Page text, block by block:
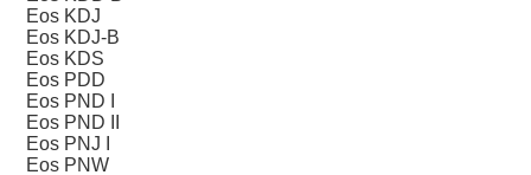
Eos KDJ
Eos KDJ-B
Eos KDS
Eos PDD
Eos PND I
Eos PND II
Eos PNJ I
Eos PNW